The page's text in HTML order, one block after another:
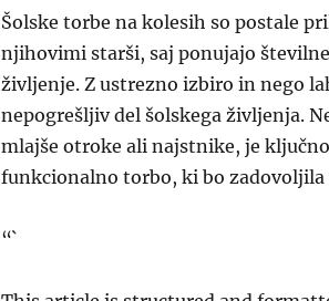
Šolske torbe na kolesih so postale
njihovimi starši, saj ponujajo
življenje. Z ustrezno izbiro in nego
nepogrešljiv del šolskega življenja.
mlajše otroke ali najstnike, je
funkcionalno torbo, ki bo zadovoljila
“`